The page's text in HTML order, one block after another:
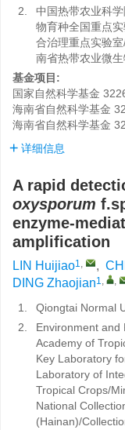
2.
中国热带农业科
物育种全国重点
合治理重点实验
南省热带农业微
基金项目:
国家自然科学基金
海南省自然科学基金
海南省自然科学基金
详细信息
A rapid
oxysporum
enzyme-
amplification
LIN Huijiao1, ,
DING Zhaojian1, ,
1.
Qiongtai Normal
2.
Environment and
Academy of
Key Laboratory
Laboratory of
Tropical Crops/
National
(Hainan)/